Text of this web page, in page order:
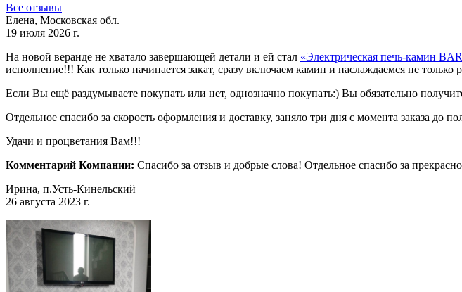
Все отзывы
Елена, Московская обл.
19 июля 2026 г.
На новой веранде не хватало завершающей детали и ей стал «Электрическая печь-камин
исполнение!!! Как только начинается закат, сразу включаем камин и наслаждаемся не
Если Вы ещё раздумываете покупать или нет, однозначно покупать:) Вы обязательно
Отдельное спасибо за скорость оформления и доставку, заняло три дня с момента заказа до
Удачи и процветания Вам!!!
Комментарий Компании: Спасибо за отзыв и добрые слова! Отдельное спасибо за
Ирина, п.Усть-Кинельский
26 августа 2023 г.